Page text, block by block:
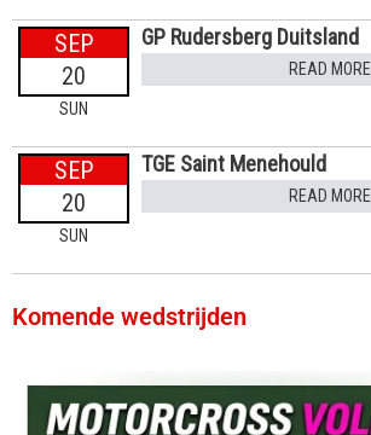
SEP
20
SUN
GP Rudersberg Duitsland
READ MORE
SEP
20
SUN
TGE Saint Menehould
READ MORE
Komende wedstrijden